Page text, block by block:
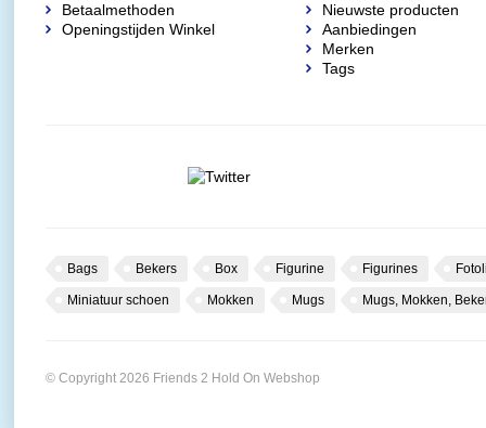
Betaalmethoden
Openingstijden Winkel
Nieuwste producten
Aanbiedingen
Merken
Tags
Bags Bekers Box Figurine Figurines
Miniatuur schoen Mokken Mugs Mugs, Mokken,
© Copyright 2026 Friends 2 Hold On Webshop